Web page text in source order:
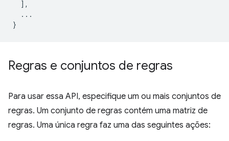
],
...
}
Regras e conjuntos de regras
Para usar essa API, especifique um ou mais conjuntos de
regras. Um conjunto de regras contém uma matriz de
regras. Uma única regra faz uma das seguintes ações: